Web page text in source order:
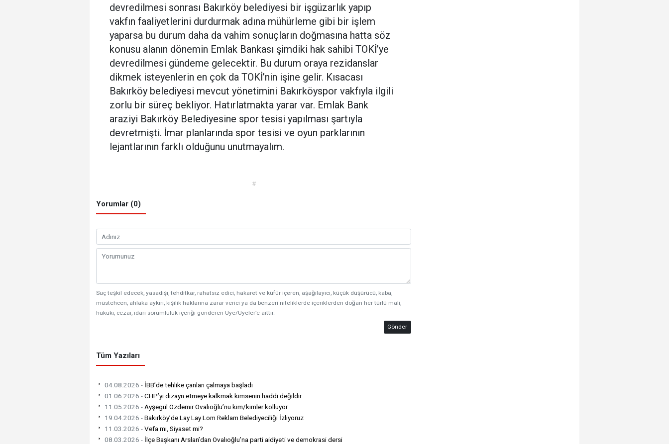
devredilmesi sonrası Bakırköy belediyesi bir işgüzarlık yapıp
vakfın faaliyetlerini durdurmak adına mühürleme gibi bir işlem
yaparsa bu durum daha da vahim sonuçların doğmasına hatta söz
konusu alanın dönemin Emlak Bankası şimdiki hak sahibi TOKİ’ye
devredilmesi gündeme gelecektir. Bu durum oraya rezidanslar
dikmek isteyenlerin en çok da TOKİ’nin işine gelir. Kısacası
Bakırköy belediyesi mevcut yönetimini Bakırköyspor vakfıyla ilgili
zorlu bir süreç bekliyor. Hatırlatmakta yarar var. Emlak Bank
araziyi Bakırköy Belediyesine spor tesisi yapılması şartıyla
devretmişti. İmar planlarında spor tesisi ve oyun parklarının
lejantlarının farklı olduğunu unutmayalım.
#
Yorumlar (0)
Suç teşkil edecek, yasadışı, tehditkar, rahatsız edici, hakaret ve küfür içeren, aşağılayıcı, küçük düşürücü, kaba,
müstehcen, ahlaka aykırı, kişilik haklarına zarar verici ya da benzeri niteliklerde içeriklerden doğan her türlü mali,
hukuki, cezai, idari sorumluluk içeriği gönderen Üye/Üyeler’e aittir.
Gönder
Tüm Yazıları
04.08.2026 - İBB’de tehlike çanları çalmaya başladı
01.06.2026 -CHP’yi dizayn etmeye kalkmak kimsenin haddi değildir.
11.05.2026 - Ayşegül Özdemir Ovalıoğlu’nu kim/kimler kolluyor
19.04.2026 -Bakırköy’de Lay Lay Lom Reklam Belediyeciliği İzliyoruz
11.03.2026 -Vefa mı, Siyaset mi?
08.03.2026 - İlçe Başkanı Arslan’dan Ovalıoğlu’na parti aidiyeti ve demokrasi dersi